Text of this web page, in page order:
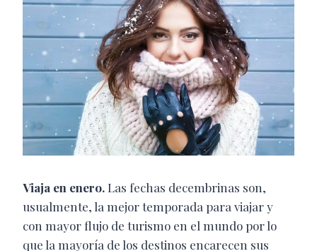
Viaja en enero.Las fechas decembrinas son,
usualmente, la mejor temporada para viajar y
con mayor flujo de turismo en el mundo por lo
que la mayoría de los destinos encarecen sus